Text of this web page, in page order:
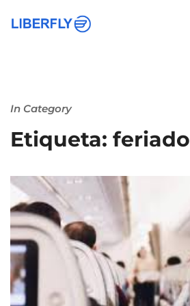
In Category
Etiqueta: feriado